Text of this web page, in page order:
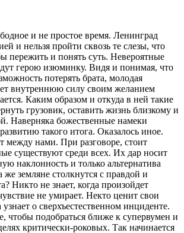
и не простое время. Ленинград
и нельзя пройти сквозь те слезы, что
пережить и понять суть. Невероятные
герою изюминку. Видя и понимая, что
потерять брата, молодая
внутреннюю силу своим желанием
Каким образом и откуда в ней такие
грузовик, оставить жизнь близкому и
Наверняка божественные намеки
такого итога. Оказалось иное.
между нами. При разговоре, стоит
существуют среди всех. Их дар носит
наклонность и только альтернатива
земляне столкнутся с правдой и
Никто не знает, когда произойдет
не умирает. Некто ценит свои
о сверхъестественном инциденте.
чтобы подобраться ближе к супервумен и
критически-роковых. Так начинается